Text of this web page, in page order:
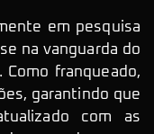
em pesquisa
na vanguarda do
Como franqueado,
garantindo que
com as